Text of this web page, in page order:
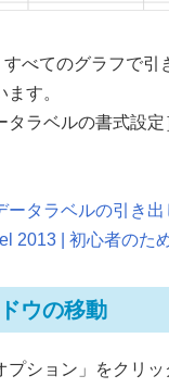
べてのグラフで引
す。
タラベルの書式設
ータラベルの引き出
2013 | 初心者のた
ウの移動
プション」をクリ